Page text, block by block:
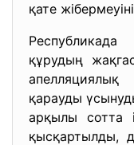
қате
құрудың
қарауды
арқылы сотта
қысқартылды,